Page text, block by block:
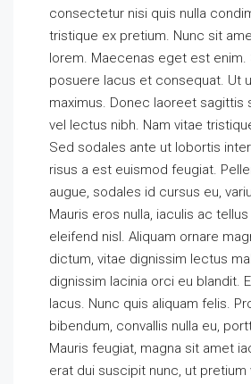
consectetur nisi quis nulla
tristique ex pretium. Nunc sit
lorem. Maecenas eget est
posuere lacus et consequat. Ut
maximus. Donec laoreet sagittis
vel lectus nibh. Nam vitae
Sed sodales ante ut lobortis
risus a est euismod feugiat.
augue, sodales id cursus eu,
Mauris eros nulla, iaculis ac
eleifend nisl. Aliquam ornare
dictum, vitae dignissim lectus
dignissim lacinia orci eu blandit.
lacus. Nunc quis aliquam felis.
bibendum, convallis nulla eu,
Mauris feugiat, magna sit amet
erat dui suscipit nunc, ut pretium